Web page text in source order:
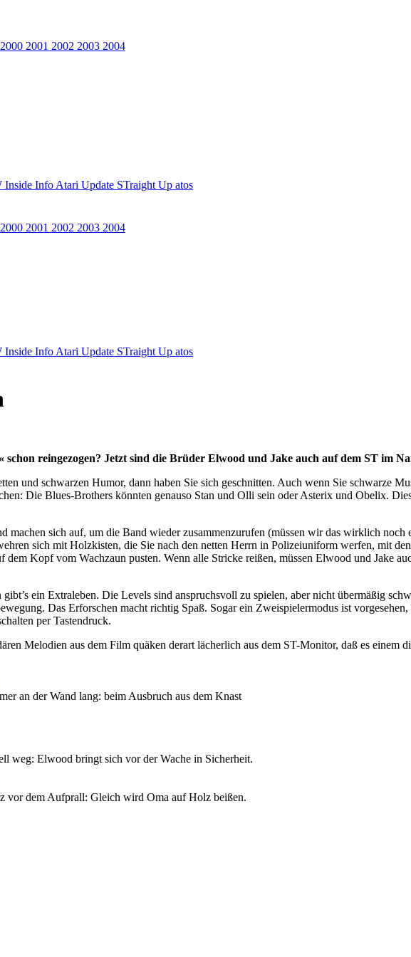
2000 2001 2002 2003 2004
Inside Info Atari Update STraight Up atos
2000 2001 2002 2003 2004
Inside Info Atari Update STraight Up atos
reingezogen? Jetzt sind die Brüder Elwood und Jake auch auf dem ST im
und schwarzen Humor, dann haben Sie sich geschnitten. Auch wenn Sie schwarze
Die Blues-Brothers könnten genauso Stan und Olli sein oder Asterix und Obelix.
sich auf, um die Band wieder zusammenzurufen (müssen wir das wirklich noch
sich mit Holzkisten, die Sie nach den netten Herrn in Polizeiuniform werfen, mit
Kopf vom Wachzaun pusten. Wenn alle Stricke reißen, müssen Elwood und Jake
ein Extraleben. Die Levels sind anspruchsvoll zu spielen, aber nicht übermäßig
Das Erforschen macht richtig Spaß. Sogar ein Zweispielermodus ist
per Tastendruck.
Melodien aus dem Film quäken derart lächerlich aus dem ST-Monitor, daß es einem
an der Wand lang: beim Ausbruch aus dem Knast
weg: Elwood bringt sich vor der Wache in Sicherheit.
vor dem Aufprall: Gleich wird Oma auf Holz beißen.